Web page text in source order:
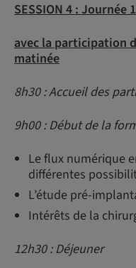
SESSION 4 :Journée 1
avec la participation
matinée
8h30 : Accueil des
9h00 : Début de la
Le flux numérique
différentes
L’étude pré-
Intérêts de la
12h30 : Déjeuner